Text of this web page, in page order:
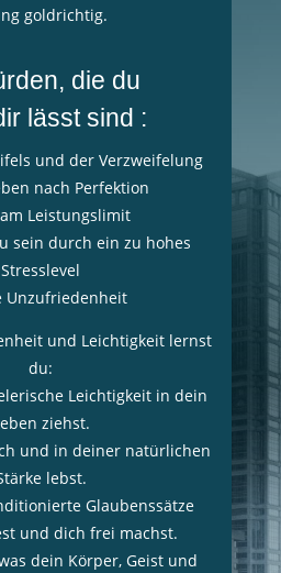
goldrichtig.
die du
lässt sind :
und der Verzweifelung
nach Perfektion
Leistungslimit
sein durch ein zu hohes
Stresslevel
Unzufriedenheit
und Leichtigkeit lernst
du:
Leichtigkeit in dein
ziehst.
und in deiner natürlichen
lebst.
Glaubenssätze
und dich frei machst.
dein Körper, Geist und